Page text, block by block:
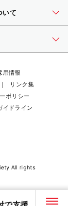
いて
用情報
リンク集
ポリシー
イドライン
All rights